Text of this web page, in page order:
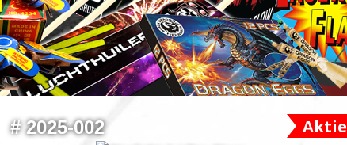
#2025-002 Aktie